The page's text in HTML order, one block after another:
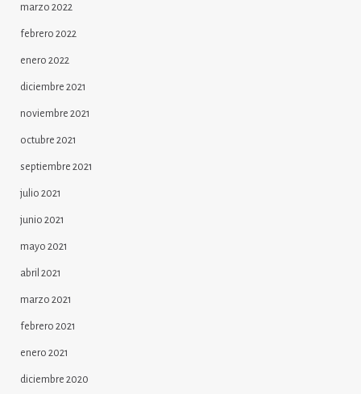
marzo 2022
febrero 2022
enero 2022
diciembre 2021
noviembre 2021
octubre 2021
septiembre 2021
julio 2021
junio 2021
mayo 2021
abril 2021
marzo 2021
febrero 2021
enero 2021
diciembre 2020